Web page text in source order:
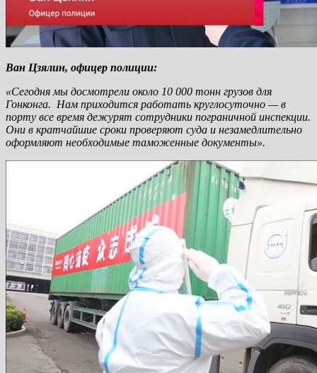
Ван Цзялин, офицер полиции:
«Сегодня мы досмотрели около 10 000 тонн грузов для
Гонконга. Нам приходится работать круглосуточно — в
порту все время дежурят сотрудники пограничной инспекции.
Они в кратчайшие сроки проверяют суда и незамедлительно
оформляют необходимые таможенные документы».